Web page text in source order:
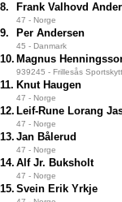
8. Frank Valhovd
47 - Norge
9. Per Andersen
45 - Danmark
10. Magnus
939245 - Frillesås
11. Knut Haugen
47 - Norge
12. Leif-Rune Lorang
47 - Norge
13. Jan Bålerud
47 - Norge
14. Alf Jr. Buksholt
47 - Norge
15. Svein Erik Yrkje